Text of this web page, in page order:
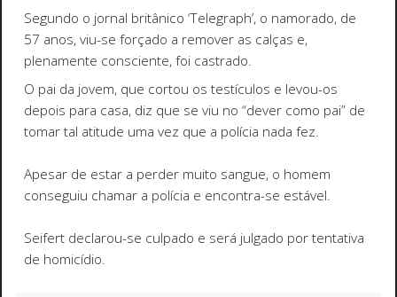
Segundo o jornal britânico ‘Telegraph’, o namorado, de
57 anos, viu-se forçado a remover as calças e,
plenamente consciente, foi castrado.
O pai da jovem, que cortou os testículos e levou-os
depois para casa, diz que se viu no “dever como pai” de
tomar tal atitude uma vez que a polícia nada fez.
Apesar de estar a perder muito sangue, o homem
conseguiu chamar a polícia e encontra-se estável.
Seifert declarou-se culpado e será julgado por tentativa
de homicídio.